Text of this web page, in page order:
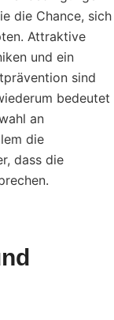
die Chance, sich
Attraktive
und ein
sind
bedeutet
an
die
dass die